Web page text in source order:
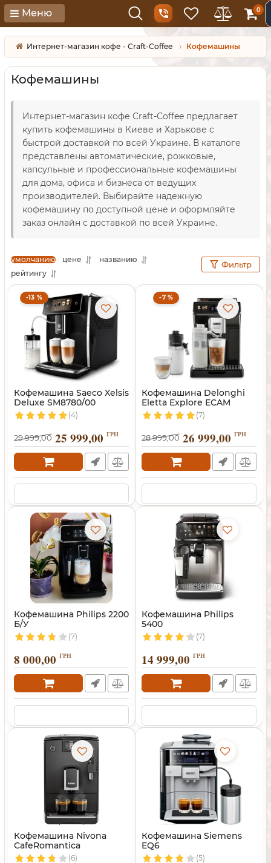
Меню 0
Интернет-магазин кофе - Craft-Coffee Кофемашины
Кофемашины
Интернет-магазин кофе Craft-Coffee предлагает
купить кофемашины в Киеве и Харькове с
быстрой доставкой по всей Украине. В каталоге
представлены автоматические, рожковые,
капсульные и профессиональные кофемашины
для дома, офиса и бизнеса от ведущих
производителей. Выбирайте надежную
кофемашину по доступной цене и оформляйте
заказ онлайн с доставкой по всей Украине.
умолчанию цене
названию
рейтингу
Фильтр
-13 %
Кофемашина Saeco Xelsis
Deluxe SM8780/00
(4)
29 999,00 25 999,00 ГРН
-7 %
Кофемашина Delonghi
Eletta Explore ECAM
450.65.G
(7)
28 999,00 26 999,00 ГРН
Кофемашина Philips 2200
Б/У
(7)
8 000,00 ГРН
Кофемашина Philips
5400
(7)
14 999,00 ГРН
Кофемашина Nivona
CafeRomantica
(6)
Кофемашина Siemens
EQ6
(5)